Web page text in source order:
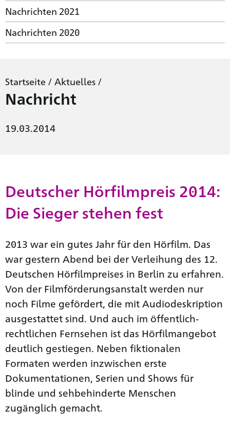
Nachrichten 2021
Nachrichten 2020
Startseite / Aktuelles /
Nachricht
19.03.2014
Deutscher Hörfilmpreis 2014:
Die Sieger stehen fest
2013 war ein gutes Jahr für den Hörfilm. Das
war gestern Abend bei der Verleihung des 12.
Deutschen Hörfilmpreises in Berlin zu erfahren.
Von der Filmförderungsanstalt werden nur
noch Filme gefördert, die mit Audiodeskription
ausgestattet sind. Und auch im öffentlich-
rechtlichen Fernsehen ist das Hörfilmangebot
deutlich gestiegen. Neben fiktionalen
Formaten werden inzwischen erste
Dokumentationen, Serien und Shows für
blinde und sehbehinderte Menschen
zugänglich gemacht.